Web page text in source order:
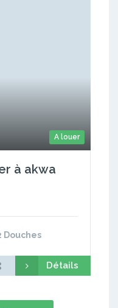
A louer
à akwa
Douches
Détails